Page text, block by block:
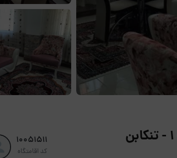
10051511
کد اقامتگاه